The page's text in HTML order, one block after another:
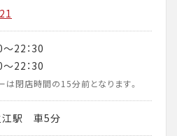
22：30
22：30
は閉店時間の15分前となります。
駅 車5分